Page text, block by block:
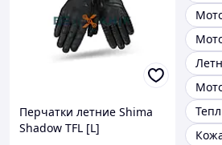
Перчатки летние Shima
Shadow TFL [L]